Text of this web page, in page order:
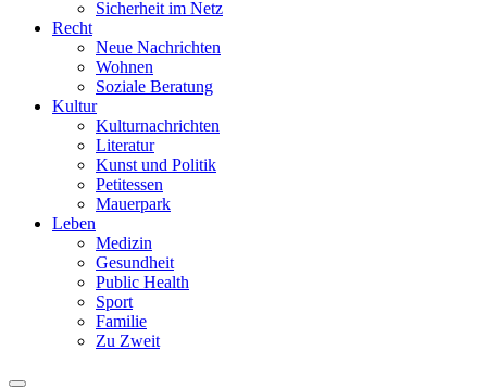
Sicherheit im Netz
Recht
Neue Nachrichten
Wohnen
Soziale Beratung
Kultur
Kulturnachrichten
Literatur
Kunst und Politik
Petitessen
Mauerpark
Leben
Medizin
Gesundheit
Public Health
Sport
Familie
Zu Zweit